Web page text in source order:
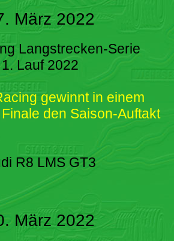
März 2022
Langstrecken-Serie
1. Lauf 2022
gewinnt in einem
den Saison-Auftakt
R8 LMS GT3
März 2022